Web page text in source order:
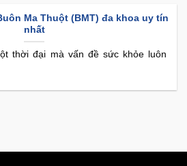
Ma Thuột (BMT) đa khoa uy tín
nhất
thời đại mà vấn đề sức khỏe luôn